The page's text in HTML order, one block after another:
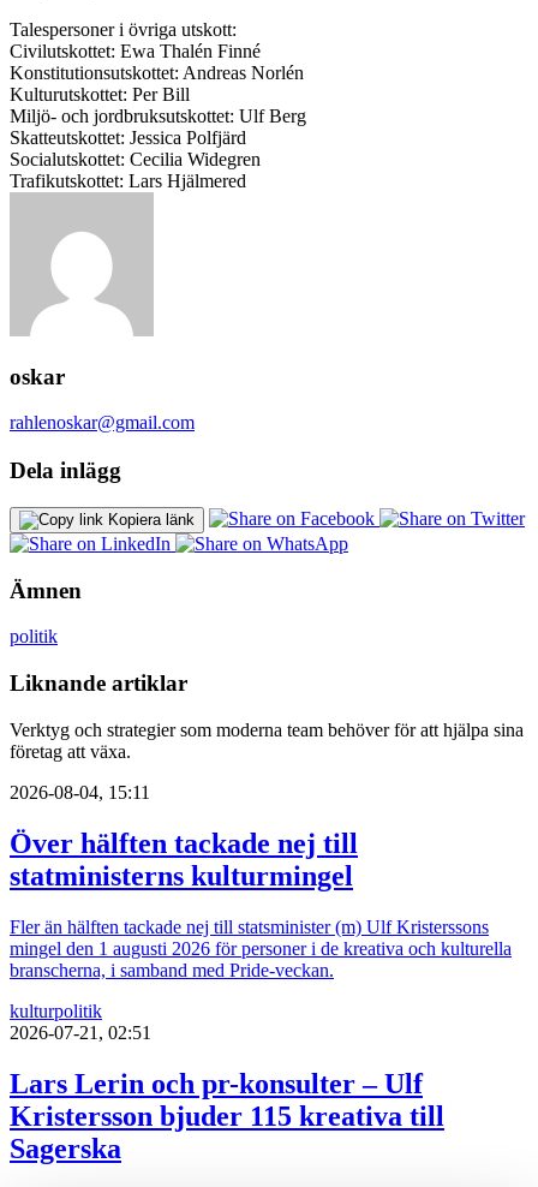
Talespersoner i övriga utskott:
Civilutskottet: Ewa Thalén Finné
Konstitutionsutskottet: Andreas Norlén
Kulturutskottet: Per Bill
Miljö- och jordbruksutskottet: Ulf Berg
Skatteutskottet: Jessica Polfjärd
Socialutskottet: Cecilia Widegren
Trafikutskottet: Lars Hjälmered
oskar
rahlenoskar@gmail.com
Dela inlägg
Kopiera länk
Ämnen
politik
Liknande artiklar
Verktyg och strategier som moderna team behöver för att hjälpa sina
företag att växa.
2026-08-04, 15:11
Över hälften tackade nej till
statministerns kulturmingel
Fler än hälften tackade nej till statsminister (m) Ulf Kristerssons
mingel den 1 augusti 2026 för personer i de kreativa och kulturella
branscherna, i samband med Pride-veckan.
kulturpolitik
2026-07-21, 02:51
Lars Lerin och pr-konsulter – Ulf
Kristersson bjuder 115 kreativa till
Sagerska